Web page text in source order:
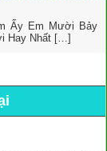
Ấy Em Mười Bảy
Hay Nhất […]